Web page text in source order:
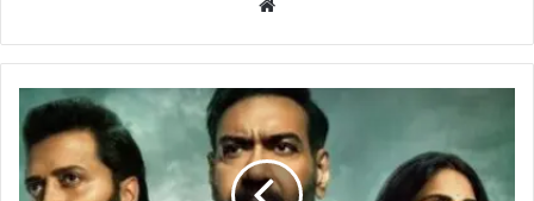
Raid
2
Trailer
Out